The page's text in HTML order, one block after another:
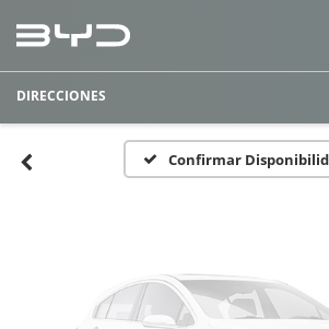
DIRECCIONES
Confirmar
Por favor,